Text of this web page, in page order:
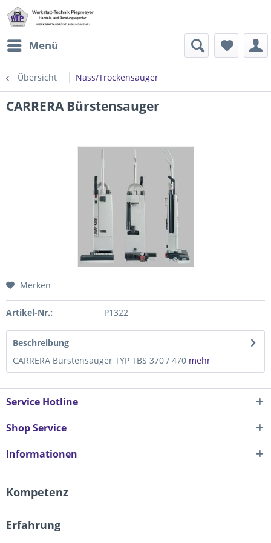
Menü
Übersicht Nass/Trockensauger
CARRERA Bürstensauger
Merken
Artikel-Nr.: P1322
Beschreibung
CARRERA Bürstensauger TYP TBS 370 / 470 mehr
Service Hotline
Shop Service
Informationen
Kompetenz
Erfahrung